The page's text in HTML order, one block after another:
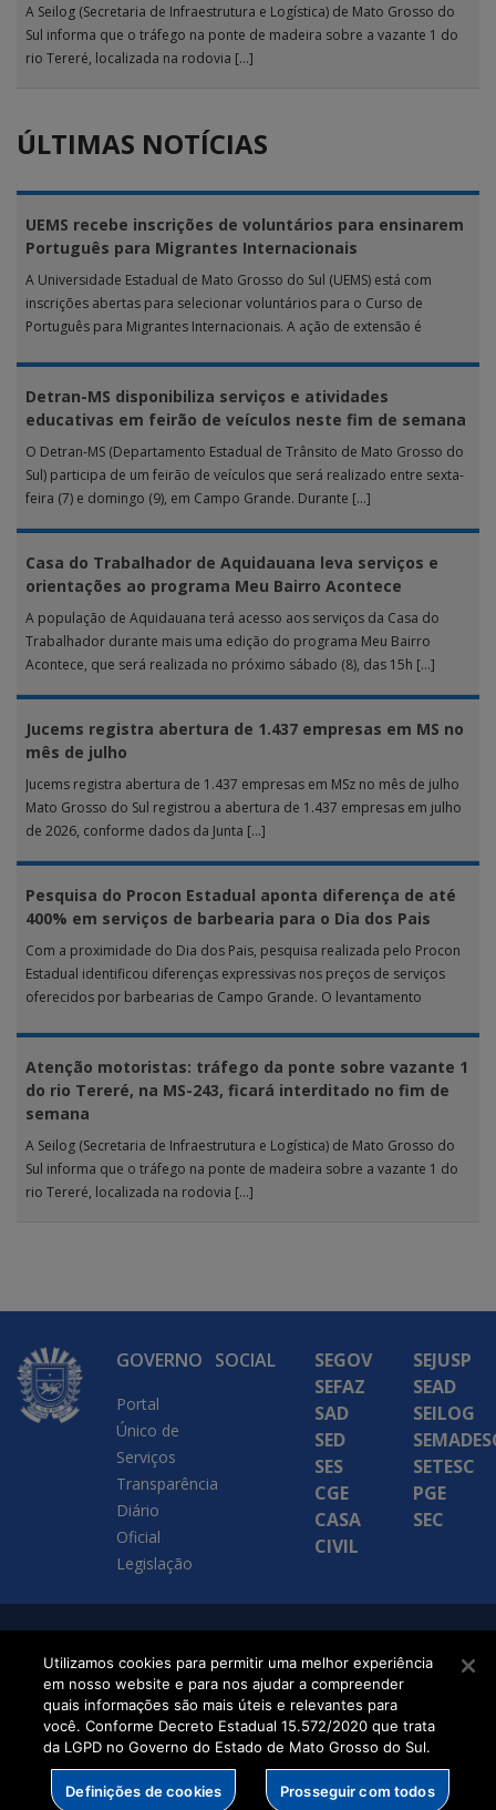
A Seilog (Secretaria de Infraestrutura e Logística) de Mato Grosso do
Sul informa que o tráfego na ponte de madeira sobre a vazante 1 do
rio Tereré, localizada na rodovia […]
ÚLTIMAS NOTÍCIAS
UEMS recebe inscrições de voluntários para ensinarem
Português para Migrantes Internacionais
A Universidade Estadual de Mato Grosso do Sul (UEMS) está com
inscrições abertas para selecionar voluntários para o Curso de
Português para Migrantes Internacionais. A ação de extensão é
Detran-MS disponibiliza serviços e atividades
educativas em feirão de veículos neste fim de semana
O Detran-MS (Departamento Estadual de Trânsito de Mato Grosso do
Sul) participa de um feirão de veículos que será realizado entre sexta-
feira (7) e domingo (9), em Campo Grande. Durante […]
Casa do Trabalhador de Aquidauana leva serviços e
orientações ao programa Meu Bairro Acontece
A população de Aquidauana terá acesso aos serviços da Casa do
Trabalhador durante mais uma edição do programa Meu Bairro
Acontece, que será realizada no próximo sábado (8), das 15h […]
Jucems registra abertura de 1.437 empresas em MS no
mês de julho
Jucems registra abertura de 1.437 empresas em MSz no mês de julho
Mato Grosso do Sul registrou a abertura de 1.437 empresas em julho
de 2026, conforme dados da Junta […]
Pesquisa do Procon Estadual aponta diferença de até
400% em serviços de barbearia para o Dia dos Pais
Com a proximidade do Dia dos Pais, pesquisa realizada pelo Procon
Estadual identificou diferenças expressivas nos preços de serviços
oferecidos por barbearias de Campo Grande. O levantamento
Atenção motoristas: tráfego da ponte sobre vazante 1
do rio Tereré, na MS-243, ficará interditado no fim de
semana
A Seilog (Secretaria de Infraestrutura e Logística) de Mato Grosso do
Sul informa que o tráfego na ponte de madeira sobre a vazante 1 do
rio Tereré, localizada na rodovia […]
GOVERNO
Portal
Único de
Serviços
Transparência
Diário
Oficial
Legislação
SOCIAL
SEGOV
SEFAZ
SAD
SED
SES
CGE
CASA
CIVIL
SEJUSP
SEAD
SEILOG
SETESC
PGE
SEC
Executiva de
Transformação Digital
Utilizamos cookies para permitir uma melhor experiência
em nosso website e para nos ajudar a compreender
quais informações são mais úteis e relevantes para
você. Conforme Decreto Estadual 15.572/2020 que trata
da LGPD no Governo do Estado de Mato Grosso do Sul.
Definições de cookies Prosseguir com todos